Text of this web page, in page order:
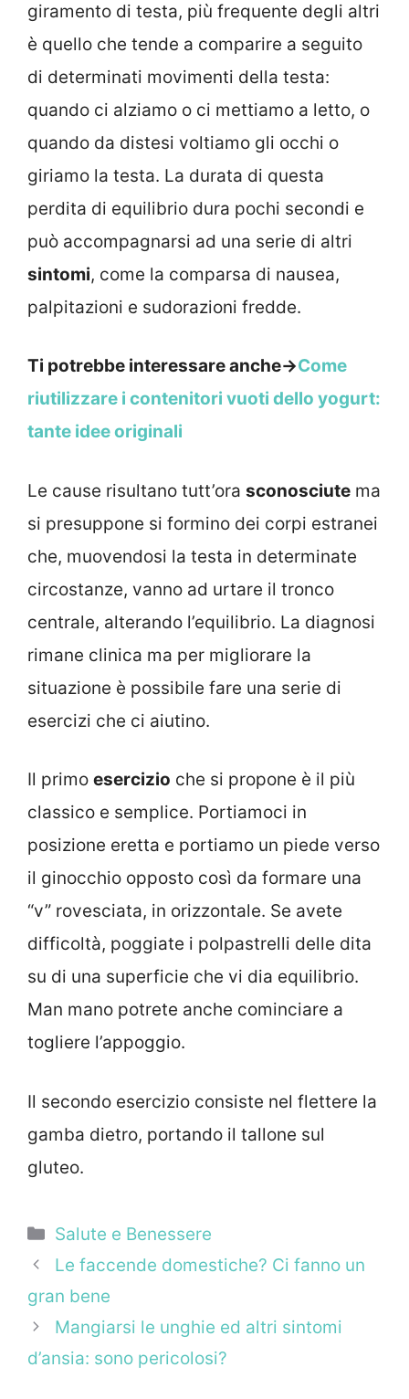
giramento di testa, più frequente degli altri
è quello che tende a comparire a seguito
di determinati movimenti della testa:
quando ci alziamo o ci mettiamo a letto, o
quando da distesi voltiamo gli occhi o
giriamo la testa. La durata di questa
perdita di equilibrio dura pochi secondi e
può accompagnarsi ad una serie di altri
sintomi, come la comparsa di nausea,
palpitazioni e sudorazioni fredde.
Ti potrebbe interessare anche->Come
riutilizzare i contenitori vuoti dello yogurt:
tante idee originali
Le cause risultano tutt’ora sconosciute ma
si presuppone si formino dei corpi estranei
che, muovendosi la testa in determinate
circostanze, vanno ad urtare il tronco
centrale, alterando l’equilibrio. La diagnosi
rimane clinica ma per migliorare la
situazione è possibile fare una serie di
esercizi che ci aiutino.
Il primo esercizio che si propone è il più
classico e semplice. Portiamoci in
posizione eretta e portiamo un piede verso
il ginocchio opposto così da formare una
“v” rovesciata, in orizzontale. Se avete
difficoltà, poggiate i polpastrelli delle dita
su di una superficie che vi dia equilibrio.
Man mano potrete anche cominciare a
togliere l’appoggio.
Il secondo esercizio consiste nel flettere la
gamba dietro, portando il tallone sul
gluteo.
Categorie
Salute e Benessere
Le faccende domestiche? Ci fanno un
gran bene
Mangiarsi le unghie ed altri sintomi
d’ansia: sono pericolosi?